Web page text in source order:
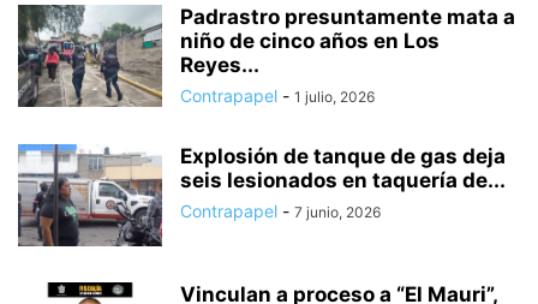
HUIXQUILUCAN INTERNACIONAL ISIDRO FABELA IXTAPALUCA
IXTAPAN DE LA SAL IXTLAHUACA JALTENCO JILOTEPEC
JILOTZINGO JIQUIPILCO
JUCHITEPEC LA PAZ LEGISLATURA LERMA
NACIONAL NAUCÁLPAN NEXTLALPAN NEZAHUALCÓYOTL
NICOLÁS ROMERO
OTUMBA OTZOLOTEPEC
SAN MARTÍN DE LAS PIRÁMIDES SAN MATEO ATENCO SEGURIDAD
Padrastro presuntamente mata a
niño de cinco años en Los
Reyes...
Contrapapel - 1 julio, 2026
Explosión de tanque de gas deja
seis lesionados en taquería de...
Contrapapel - 7 junio, 2026
Vinculan a proceso a “El Mauri”,